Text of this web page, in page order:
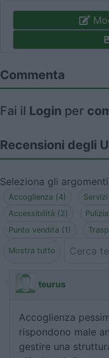
Commenta
Fai il Login per
Recensioni degli
Seleziona gli
Accoglienza (4)
Accessibilità (2)
Punto vendita (1)
Mostra tutto
teurus
Accoglienza
rispondono male
gestire una